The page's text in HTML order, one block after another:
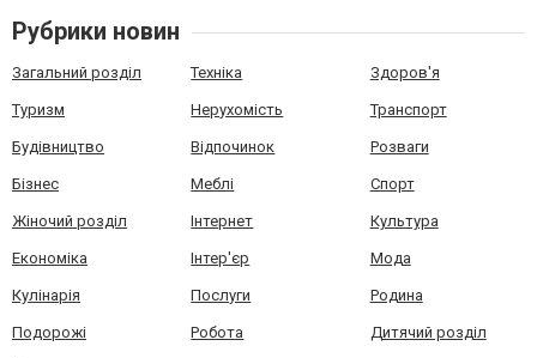
Рубрики новин
Загальний розділ Техніка Здоров'я
Туризм Нерухомість Транспорт
Будівництво Відпочинок Розваги
Бізнес Меблі Спорт
Жіночий розділ Інтернет Культура
Економіка Інтер'єр Мода
Кулінарія Послуги Родина
Подорожі Робота Дитячий розділ